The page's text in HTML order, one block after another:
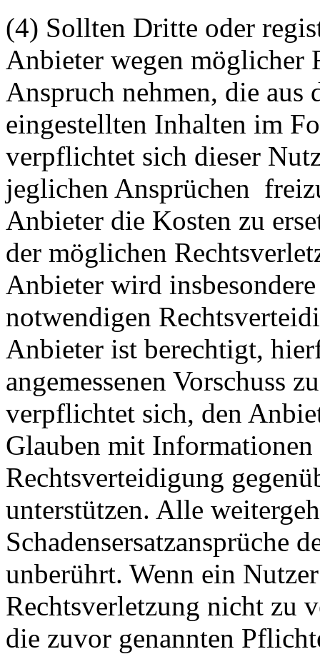
(4) Sollten Dritte oder
Anbieter wegen möglicher
Anspruch nehmen, die aus
eingestellten Inhalten im
verpflichtet sich dieser
jeglichen Ansprüchen
Anbieter die Kosten zu
der möglichen
Anbieter wird
notwendigen
Anbieter ist berechtigt,
angemessenen Vorschuss
verpflichtet sich, den
Glauben mit
Rechtsverteidigung
unterstützen. Alle
Schadensersatzansprüche
unberührt. Wenn ein
Rechtsverletzung nicht zu
die zuvor genannten